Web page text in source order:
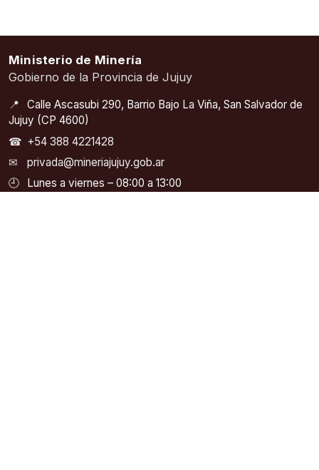
Ministerio de Minería
Gobierno de la Provincia de Jujuy
📍
Calle Ascasubi 290, Barrio Bajo La Viña, San Salvador de
Jujuy (CP 4600)
☎ +54 388 4221428
✉
privada@mineriajujuy.gob.ar
🕘
Lunes a viernes – 08:00 a 13:00